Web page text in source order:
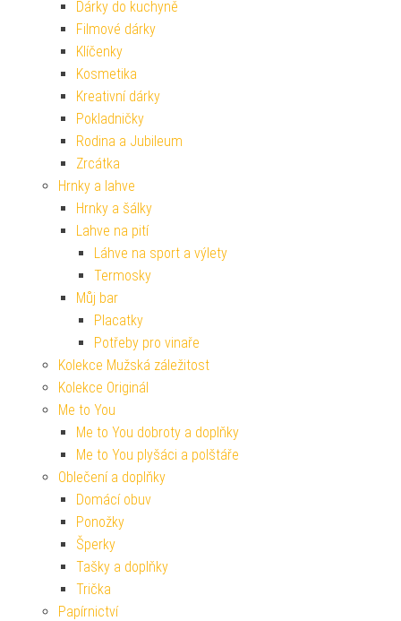
Dárky do kuchyně
Filmové dárky
Klíčenky
Kosmetika
Kreativní dárky
Pokladničky
Rodina a Jubileum
Zrcátka
Hrnky a lahve
Hrnky a šálky
Lahve na pití
Láhve na sport a výlety
Termosky
Můj bar
Placatky
Potřeby pro vinaře
Kolekce Mužská záležitost
Kolekce Originál
Me to You
Me to You dobroty a doplňky
Me to You plyšáci a polštáře
Oblečení a doplňky
Domácí obuv
Ponožky
Šperky
Tašky a doplňky
Trička
Papírnictví